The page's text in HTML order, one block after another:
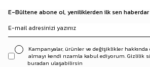
E-Bültene abone ol, yeniliklerden ilk sen
Kampanyalar, ürünler ve değişiklikler hakkında
almayı kendi rızamla kabul ediyorum. Gizlilik
buradan ulaşabilirsin